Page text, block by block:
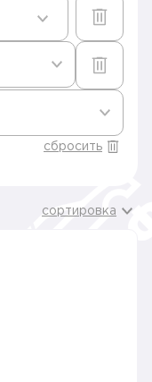
сбросить
сортировка